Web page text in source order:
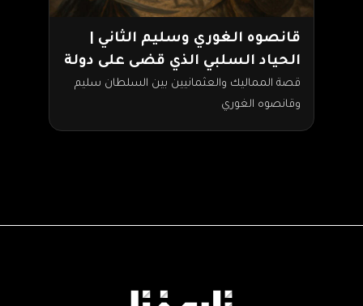
قانصوه الغوري وسليم الثاني |
الحياد السلبي الذي قضى على دولة
المماليك!
قصة المماليك والعثمانيين بين السلطان سليم
وقانصوه الغوري